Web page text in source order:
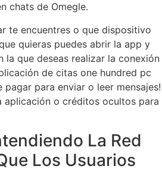
chats de Omegle.
te encuentres o que dispositivo
quieras puedes abrir la app y
la que deseas realizar la conexión
de citas one hundred pc
pagar para enviar o leer mensajes!
aplicación o créditos ocultos para
La Red
Los Usuarios